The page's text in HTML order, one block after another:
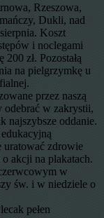
Rzeszowa,
Dukli, nad
Koszt
i noclegami
zł. Pozostałą
na pielgrzymkę u
przez naszą
w zakrystii,
najszybsze oddanie.
uratować zdrowie
akcji na plakatach.
w
św. i w niedziele o
pełen